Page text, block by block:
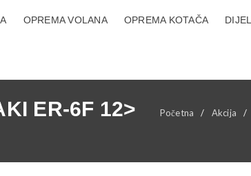
OPREMA VOLANA OPREMA KOTAČA
ER-6F 12>
Početna / Akcija /